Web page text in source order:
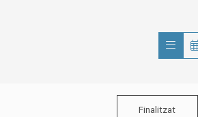
Finalitzat